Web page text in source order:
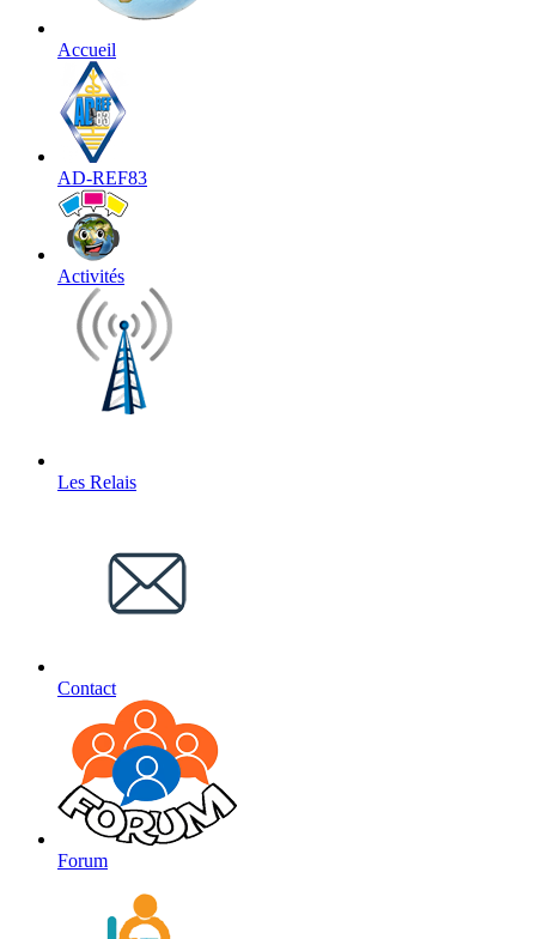
Accueil
AD-REF83
Activités
Les Relais
Contact
Forum